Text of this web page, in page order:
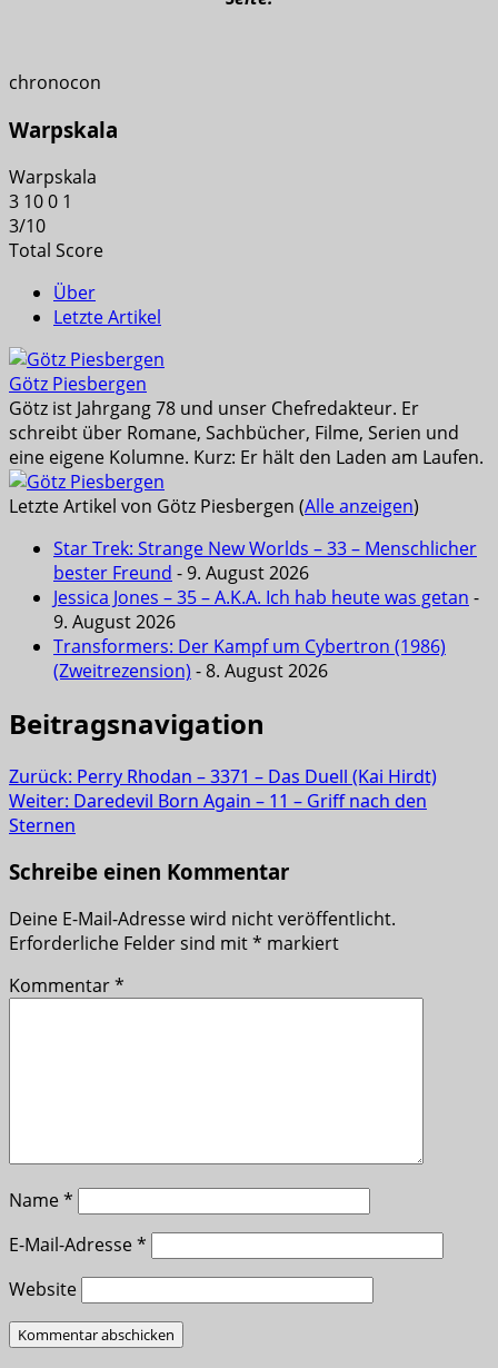
chronocon
Warpskala
Warpskala
3 100 1
3/10
Total Score
Über
Letzte Artikel
Götz Piesbergen
Götz ist Jahrgang 78 und unser Chefredakteur. Er
schreibt über Romane, Sachbücher, Filme, Serien und
eine eigene Kolumne. Kurz: Er hält den Laden am Laufen.
Letzte Artikel von Götz Piesbergen (Alle anzeigen)
Star Trek: Strange New Worlds – 33 – Menschlicher
bester Freund - 9. August 2026
Jessica Jones – 35 – A.K.A. Ich hab heute was getan -
9. August 2026
Transformers: Der Kampf um Cybertron (1986)
(Zweitrezension) - 8. August 2026
Beitragsnavigation
Zurück: Perry Rhodan – 3371 – Das Duell (Kai Hirdt)
Weiter: Daredevil Born Again – 11 – Griff nach den
Sternen
Schreibe einen Kommentar
Deine E-Mail-Adresse wird nicht veröffentlicht.
Erforderliche Felder sind mit* markiert
Kommentar*
Name*
E-Mail-Adresse*
Website